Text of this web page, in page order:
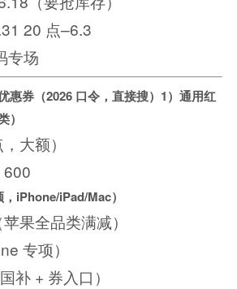
20 点–6.3
专场
惠券（2026 口令，直接搜） 1）通用红
）
大额）
600
iPhone/iPad/Mac）
果全品类满减）
专项）
补 + 券入口）